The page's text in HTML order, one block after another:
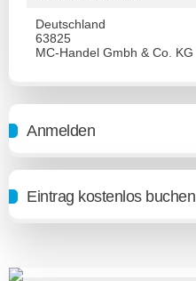
Deutschland
63825
MC-Handel Gmbh & Co. KG
Anmelden
Eintrag kostenlos buchen